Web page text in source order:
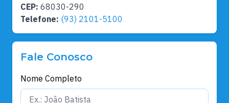
CEP: 68030-290
Telefone: (93) 2101-5100
Fale Conosco
Nome Completo